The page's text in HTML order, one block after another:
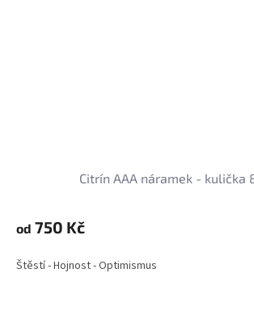
Citrín AAA náramek - kulička
od 750 Kč
Štěstí - Hojnost - Optimismus